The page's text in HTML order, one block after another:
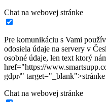
Chat na webovej stránke
Pre komunikáciu s Vami
odosiela údaje na servery v
osobné údaje, len text ktorý
href="https://
gdpr/"
Chat na webovej stránke